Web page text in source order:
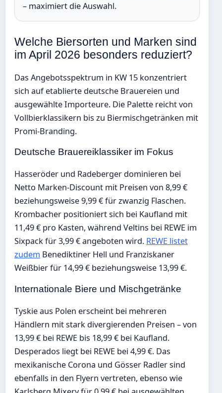
– maximiert die Auswahl.
Welche Biersorten und Marken sind
im April 2026 besonders reduziert?
Das Angebotsspektrum in KW 15 konzentriert
sich auf etablierte deutsche Brauereien und
ausgewählte Importeure. Die Palette reicht von
Vollbierklassikern bis zu Biermischgetränken mit
Promi-Branding.
Deutsche Brauereiklassiker im Fokus
Hasseröder und Radeberger dominieren bei
Netto Marken-Discount mit Preisen von 8,99 €
beziehungsweise 9,99 € für zwanzig Flaschen.
Krombacher positioniert sich bei Kaufland mit
11,49 € pro Kasten, während Veltins bei REWE im
Sixpack für 3,99 € angeboten wird. REWE listet
zudem Benediktiner Hell und Franziskaner
Weißbier für 14,99 € beziehungsweise 13,99 €.
Internationale Biere und Mischgetränke
Tyskie aus Polen erscheint bei mehreren
Händlern mit stark divergierenden Preisen – von
13,99 € bei REWE bis 18,99 € bei Kaufland.
Desperados liegt bei REWE bei 4,99 €. Das
mexikanische Corona und Gösser Radler sind
ebenfalls in den Flyern vertreten, ebenso wie